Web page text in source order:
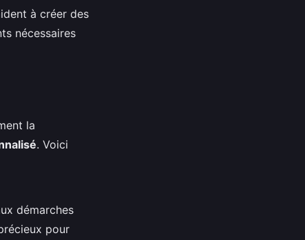
à créer des
nécessaires
la
. Voici
démarches
pour